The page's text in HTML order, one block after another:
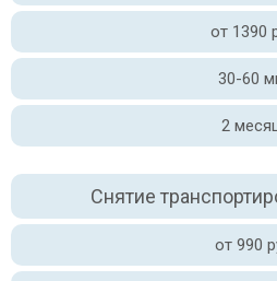
от 1390
30-60
2
Снятие
от 990